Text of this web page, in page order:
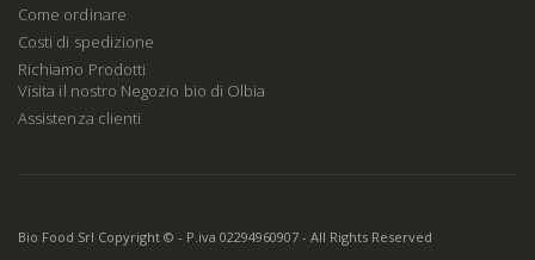
Come ordinare
Costi di spedizione
Richiamo Prodotti
Visita il nostro Negozio bio di Olbia
Assistenza clienti
Bio Food Srl Copyright © - P.iva 02294960907 - All Rights Reserved